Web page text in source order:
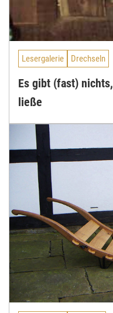
Lesergalerie Drechseln
Es gibt (fast)
ließe